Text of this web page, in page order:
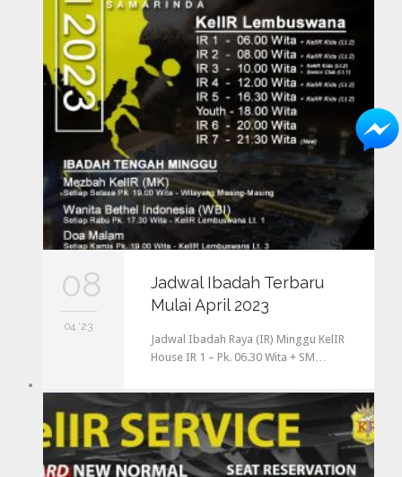
08
04 '23
Jadwal Ibadah Terbaru
Mulai April 2023
Jadwal Ibadah Raya (IR) Minggu KelIR
House IR 1 – Pk. 06.30 Wita + SM…